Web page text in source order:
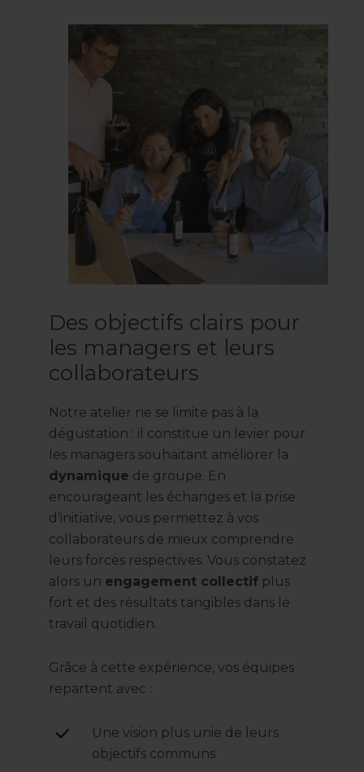
Des objectifs clairs pour
les managers et leurs
collaborateurs
Notre atelier ne se limite pas à la
dégustation : il constitue un levier pour
les managers souhaitant améliorer la
dynamique de groupe. En
encourageant les échanges et la prise
d’initiative, vous permettez à vos
collaborateurs de mieux comprendre
leurs forces respectives. Vous constatez
alors un engagement collectif plus
fort et des résultats tangibles dans le
travail quotidien.
Grâce à cette expérience, vos équipes
repartent avec :
Une vision plus unie de leurs
objectifs communs